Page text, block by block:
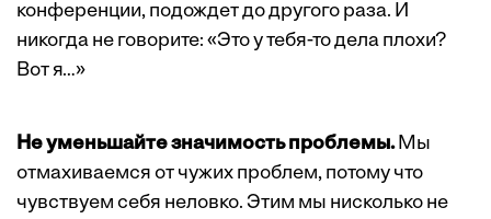
конференции, подождет до другого раза. И
никогда не говорите: «Это у тебя-то дела плохи?
Вот я…»
Не уменьшайте значимость проблемы.Мы
отмахиваемся от чужих проблем, потому что
чувствуем себя неловко. Этим мы нисколько не